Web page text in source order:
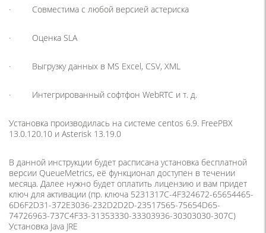
· Совместима с любой версией астериска
· Оценка SLA
· Выгрузку данных в MS Excel, CSV, XML
· Интегрированный софтфон WebRTC и т. д.
Установка производилась на системе centos 6.9. FreePBX
13.0.120.10 и Asterisk 13.19.0
В данной инструкции будет расписана установка бесплатной
версии QueueMetrics, её функционал доступен в течении
месяца. Далее нужно будет оплатить лицензию и вам придет
ключ для активации (пр. ключа 5231317C-4F324672-65654465-
6D6F2D31-372E3036-232D2D2D-23517565-75654D65-
74726963-737C4F33-31353330-33303936-30303030-307C)
Установка Java JRE